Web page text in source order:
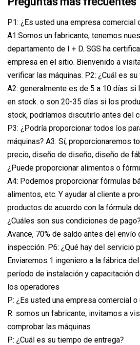
P1: ¿Es usted una empresa comercial
A1:Somos un fabricante, tenemos
departamento de I + D. SGS ha
empresa en el sitio. Bienvenido a
verificar las máquinas. P2: ¿Cuál es
A2: generalmente es de 5 a 10 días
en stock. o son 20-35 días si los
stock, podríamos discutirlo antes del
P3: ¿Podría proporcionar todos los
máquinas? A3: Sí, proporcionaremos
precio, diseño de diseño, diseño de
¿Puede proporcionar alimentos o
A4: Podemos proporcionar fórmulas
alimentos, etc. Y ayudar al cliente a
productos de acuerdo con la fórmula
¿Cuáles son sus condiciones de
Avance, 70% de saldo antes del envío
inspección. P6: ¿Qué hay del servicio
Enviaremos 1 ingeniero a la fábrica
período de instalación y capacitación
los operadores
P: ¿Es usted una empresa comercial o
R: somos un fabricante, invitamos a
comprobar las máquinas
P: ¿Cuál es su tiempo de entrega?